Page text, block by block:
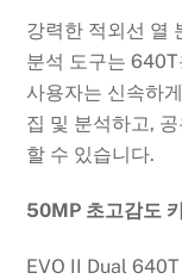
강력한 적외선 열
분석 도구는
사용자는 신속하
집 및 분석하고,
할 수 있습니다.
50MP 초고감도
EVO II Dual